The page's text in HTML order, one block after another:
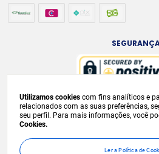
A venda e o consumo de bebidas alcoólicas
18 anos. Bebida Alcoólica pode causar
provoca
condições exclusivas para internet e válidos
sofrer alterações sem
prévia notificação.
Utilizamos cookies com fins analíticos e
relacionados com as suas preferências,
seu perfil. Para mais informações, você
Cookies.
Ler a Política de